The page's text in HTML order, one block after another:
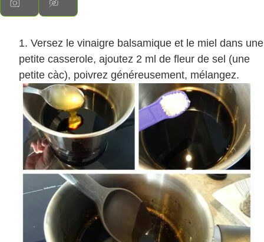
Versez le vinaigre balsamique et le miel dans une
petite casserole, ajoutez 2 ml de fleur de sel (une
petite càc), poivrez généreusement, mélangez.